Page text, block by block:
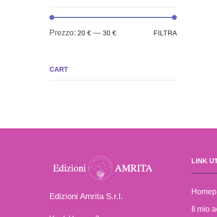
FILTRA
Prezzo: 20 € — 30 €
CART
Edizioni Amrita S.r.l.
LINK
Il mio